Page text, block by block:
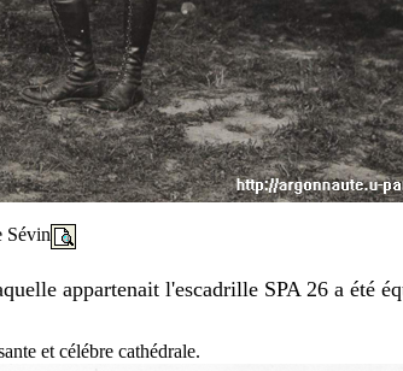
Sévin
appartenait l'escadrille SPA 26 a été
et célébre cathédrale.